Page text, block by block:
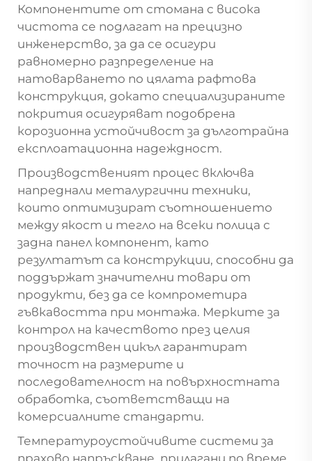
Компонентите от стомана с висока
чистота се подлагат на прецизно
инженерство, за да се осигури
равномерно разпределение на
натоварването по цялата рафтова
конструкция, докато специализираните
покрития осигуряват подобрена
корозионна устойчивост за дълготрайна
експлоатационна надеждност.
Производственият процес включва
напреднали металургични техники,
които оптимизират съотношението
между якост и тегло на всеки полица с
задна панел компонент, като
резултатът са конструкции, способни да
поддържат значителни товари от
продукти, без да се компрометира
гъвкавостта при монтажа. Мерките за
контрол на качеството през целия
производствен цикъл гарантират
точност на размерите и
последователност на повърхностната
обработка, съответстващи на
комерсиалните стандарти.
Температуроустойчивите системи за